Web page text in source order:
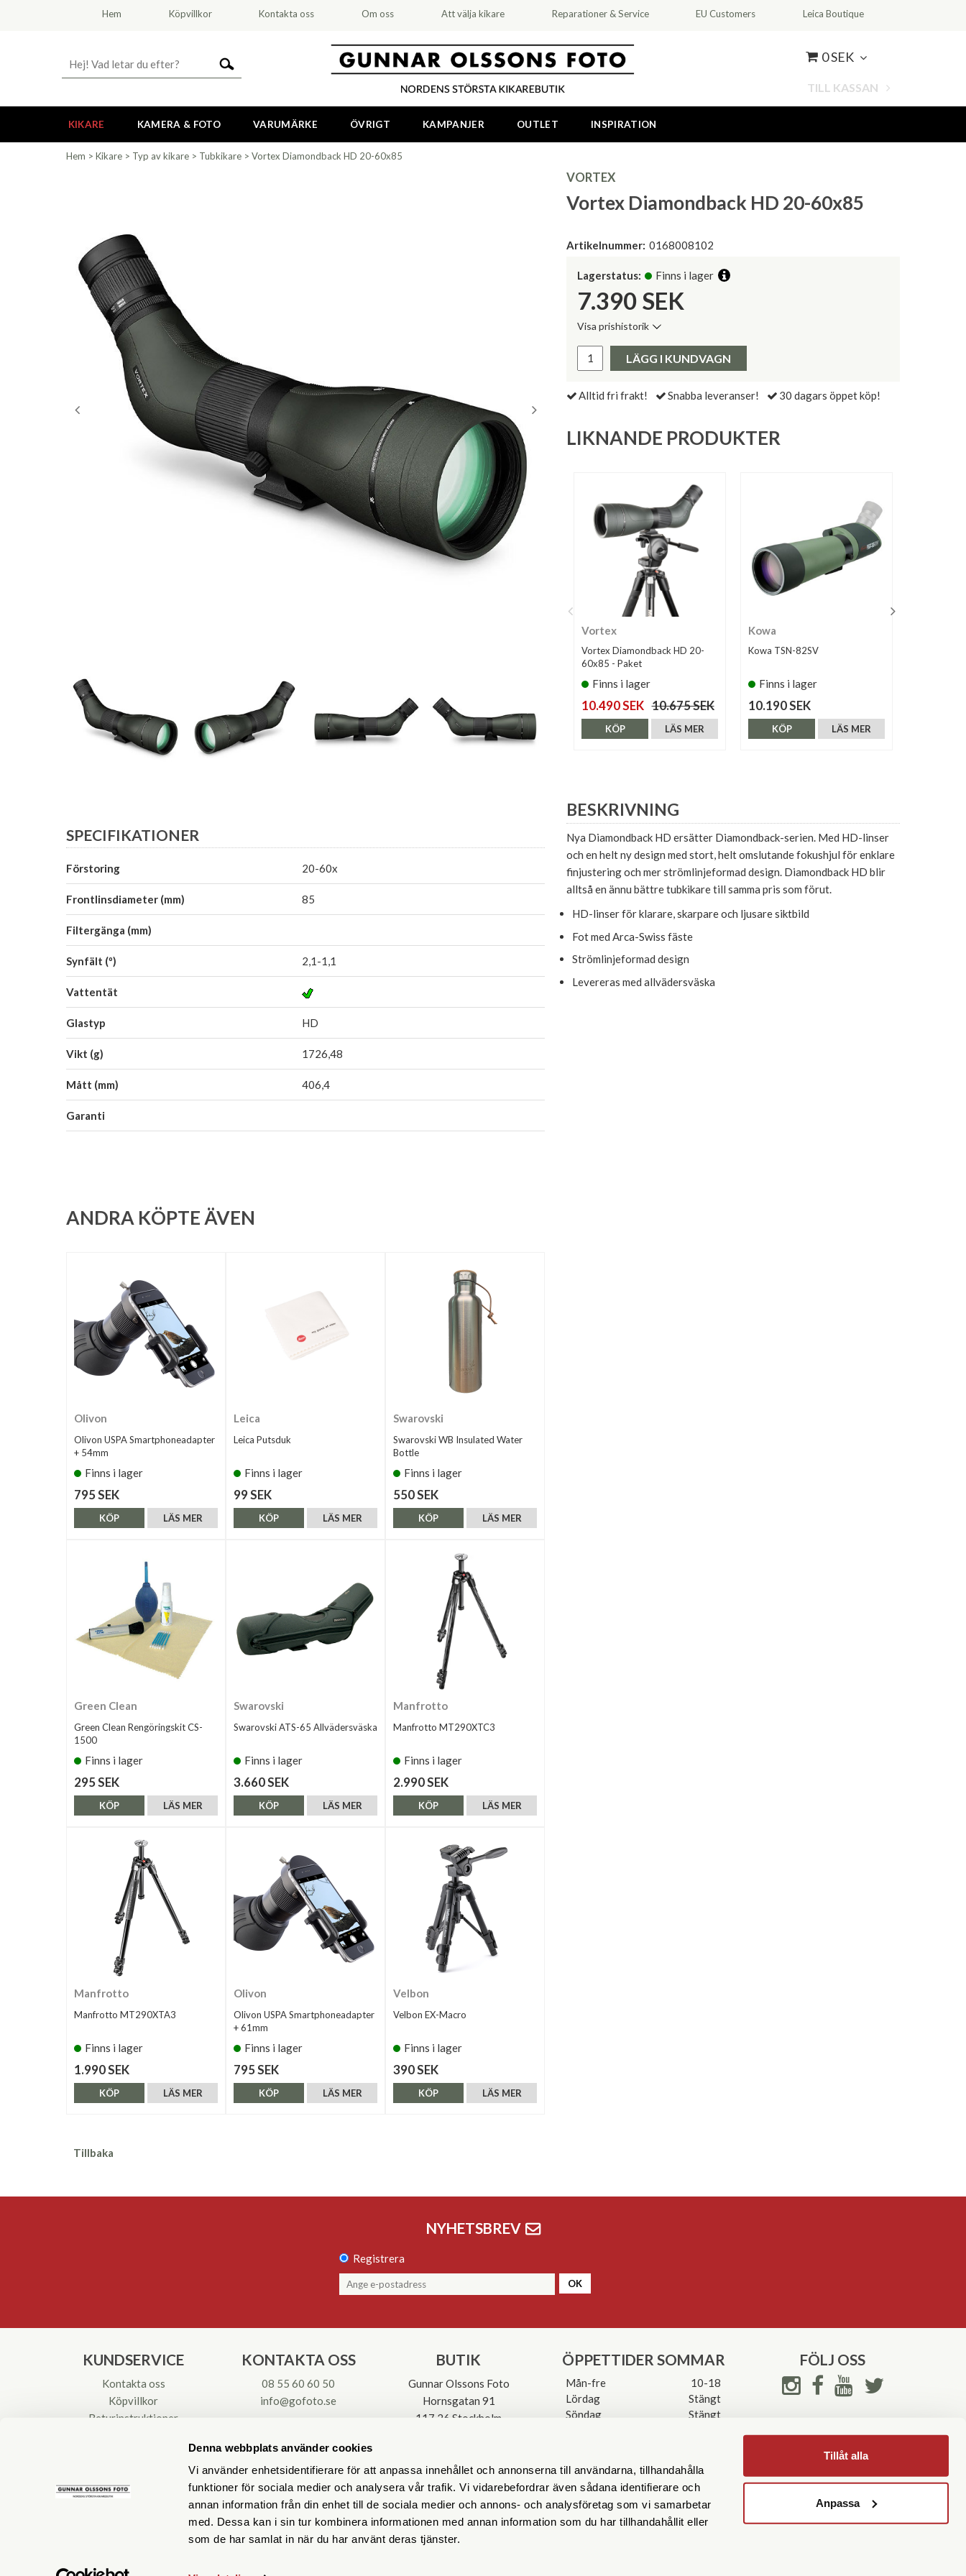
Denna webbplats använder cookies
Vi använder enhetsidentifierare för att anpassa innehållet och annonserna till användarna, tillhandahålla
funktioner för sociala medier och analysera vår trafik. Vi vidarebefordrar även sådana identifierare och
annan information från din enhet till de sociala medier och annons- och analysföretag som vi samarbetar
med. Dessa kan i sin tur kombinera informationen med annan information som du har tillhandahållit eller
som de har samlat in när du har använt deras tjänster.
Tillåt alla
Anpassa
Hem Köpvillkor Kontakta oss Om oss Att välja kikare Reparationer & Service EU Customers Leica Boutique
0 SEK
TILL KASSAN
KIKARE KAMERA & FOTO VARUMÄRKE ÖVRIGT KAMPANJER OUTLET INSPIRATION
Hem > Kikare > Typ av kikare > Tubkikare > Vortex Diamondback HD 20-60x85
VORTEX
Vortex Diamondback HD 20-60x85
Artikelnummer: 0168008102
Lagerstatus: Finns i lager
7.390 SEK
Visa prishistorik
Pris:
LÄGG I KUNDVAGN
Alltid fri frakt! Snabba leveranser! 30 dagars öppet köp!
LIKNANDE PRODUKTER
Vortex
Vortex Diamondback HD 20-
60x85 - Paket
Finns i lager
10.490 SEK 10.675 SEK
LÄS MER
KÖP
Kowa
Kowa TSN-82SV
Finns i lager
10.190 SEK
LÄS MER
KÖP
BESKRIVNING
Nya Diamondback HD ersätter Diamondback-serien. Med HD-linser
och en helt ny design med stort, helt omslutande fokushjul för enklare
finjustering och mer strömlinjeformad design. Diamondback HD blir
alltså en ännu bättre tubkikare till samma pris som förut.
HD-linser för klarare, skarpare och ljusare siktbild
Fot med Arca-Swiss fäste
Strömlinjeformad design
Levereras med allvädersväska
SPECIFIKATIONER
Förstoring 20-60x
Frontlinsdiameter (mm) 85
Filtergänga (mm)
Synfält (º) 2,1-1,1
Vattentät
Glastyp HD
Vikt (g) 1726,48
Mått (mm) 406,4
Garanti
ANDRA KÖPTE ÄVEN
Olivon
Olivon USPA Smartphoneadapter
+ 54mm
Finns i lager
795 SEK
LÄS MER
KÖP
Leica
Leica Putsduk
Finns i lager
99 SEK
LÄS MER
KÖP
Swarovski
Swarovski WB Insulated Water
Bottle
Finns i lager
550 SEK
LÄS MER
KÖP
Green Clean
Green Clean Rengöringskit CS-
1500
Finns i lager
295 SEK
LÄS MER
KÖP
Swarovski
Swarovski ATS-65 Allvädersväska
Finns i lager
3.660 SEK
LÄS MER
KÖP
Manfrotto
Manfrotto MT290XTC3
Finns i lager
2.990 SEK
LÄS MER
KÖP
Manfrotto
Manfrotto MT290XTA3
Finns i lager
1.990 SEK
LÄS MER
KÖP
Olivon
Olivon USPA Smartphoneadapter
+ 61mm
Finns i lager
795 SEK
LÄS MER
KÖP
Velbon
Velbon EX-Macro
Finns i lager
390 SEK
LÄS MER
KÖP
Tillbaka
NYHETSBREV
Registrera
OK
KUNDSERVICE
Kontakta oss
Köpvillkor
Returinstruktioner
KONTAKTA OSS
08 55 60 60 50
info@gofoto.se
BUTIK
Gunnar Olssons Foto
Hornsgatan 91
117 26 Stockholm
ÖPPETTIDER SOMMAR
Mån-fre
10-18
Lördag
Stängt
Söndag
Stängt
FÖLJ OSS